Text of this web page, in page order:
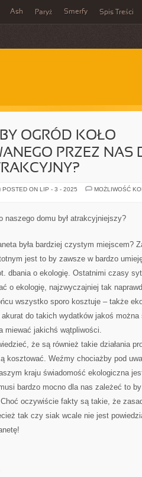
Ash Paryż Smerfy Spis Treści
OGRÓD KOŁO
PRZEZ NAS
POSTED ON LIP - 3 - 2025
MOŻLIWOŚĆ
naszego domu był atrakcyjniejszy?
była bardziej czystym miejscem?
jest to by zawsze w bardzo
dbania o ekologię. Ostatnimi czasy
o ekologię, najzwyczajniej tak
wszystko sporo kosztuje – także
do takich wydatków jakoś
miewać jakichś wątpliwości.
że są również takie działania
kosztować. Weźmy chociażby pod
kraju świadomość ekologiczna
bardzo mocno dla nas zależeć to
oczywiście fakty są takie, że
tak czy siak wcale nie jest